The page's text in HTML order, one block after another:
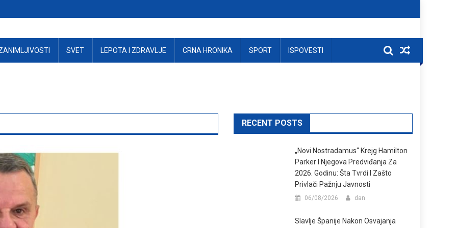
SVET LEPOTA I ZDRAVLJE CRNA HRONIKA SPORT ISPOVESTI
RECENT POSTS
„Novi Nostradamus“ Krejg Hamilton
Parker I Njegova Predviđanja Za
2026. Godinu: Šta Tvrdi I Zašto
Privlači Pažnju Javnosti
06/08/2026 dan
Slavlje Španije Nakon Osvajanja